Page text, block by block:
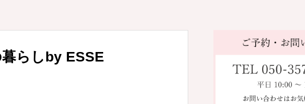
らしby ESSE